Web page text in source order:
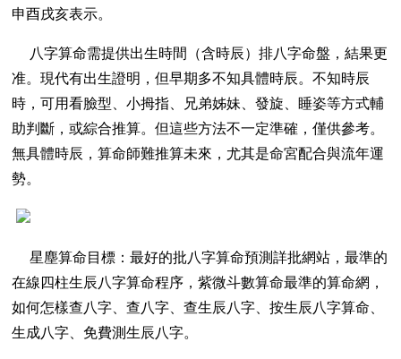
申酉戌亥表示。
八字算命需提供出生時間（含時辰）排八字命盤，結果更
准。現代有出生證明，但早期多不知具體時辰。不知時辰
時，可用看臉型、小拇指、兄弟姊妹、發旋、睡姿等方式輔
助判斷，或綜合推算。但這些方法不一定準確，僅供參考。
無具體時辰，算命師難推算未來，尤其是命宮配合與流年運
勢。
星塵算命目標：最好的批八字算命預測詳批網站，最準的
在線四柱生辰八字算命程序，紫微斗數算命最準的算命網，
如何怎樣查八字、查八字、查生辰八字、按生辰八字算命、
生成八字、免費測生辰八字。